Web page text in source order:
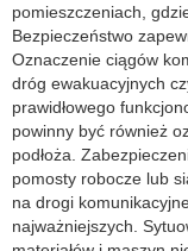
pomieszczeniach,
Bezpieczeństwo
Oznaczenie ciągów
dróg ewakuacyjnych
prawidłowego
powinny być również
podłoża.
pomosty robocze lub
na drogi
najważniejszych.